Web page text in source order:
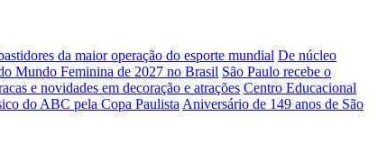
da maior operação do esporte mundial De núcleo
Mundo Feminina de 2027 no Brasil São Paulo recebe o
e novidades em decoração e atrações Centro Educacional
do ABC pela Copa Paulista Aniversário de 149 anos de São